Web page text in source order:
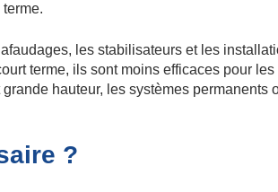
les stabilisateurs et les
terme, ils sont moins efficaces pour
hauteur, les systèmes
?